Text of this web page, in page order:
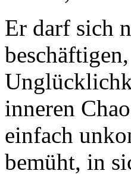
Er darf sich
inneren
einfach
bemüht, in